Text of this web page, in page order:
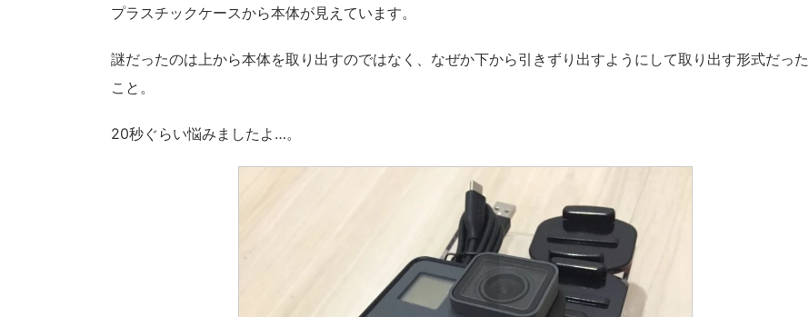
プラスチックケースから本体が見えています。
謎だったのは上から本体を取り出すのではなく、なぜか下から引きずり出すようにして取り出す形式だった
こと。
20秒ぐらい悩みましたよ…。